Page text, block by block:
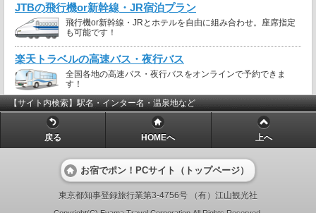
JTBの飛行機or新幹線・JR宿泊プラン
飛行機or新幹線・JRとホテルを自由に組み合わせ。座席指定
も可能です！
楽天トラベルの高速バス・夜行バス
全国各地の高速バス・夜行バスをオンラインで予約できま
す！
【サイト内検索】駅名・インター名・温泉地など
戻る HOMEへ 上へ
お宿でポン！PCサイト（トップページ）
東京都知事登録旅行業第3-4756号 （有）江山観光社